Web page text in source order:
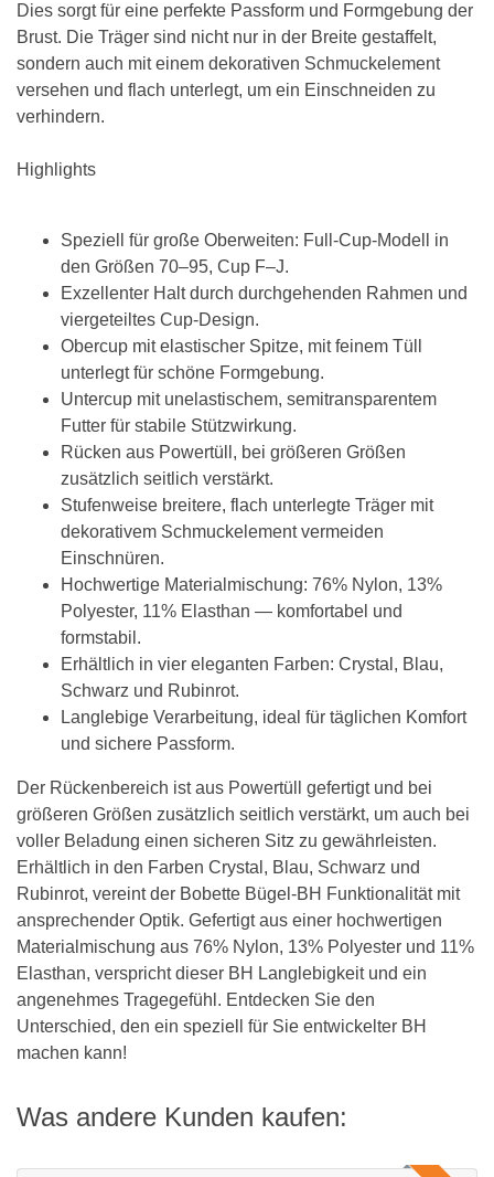
Dies sorgt für eine perfekte Passform und Formgebung der
Brust. Die Träger sind nicht nur in der Breite gestaffelt,
sondern auch mit einem dekorativen Schmuckelement
versehen und flach unterlegt, um ein Einschneiden zu
verhindern.
Highlights
Speziell für große Oberweiten: Full-Cup-Modell in
den Größen 70–95, Cup F–J.
Exzellenter Halt durch durchgehenden Rahmen und
viergeteiltes Cup-Design.
Obercup mit elastischer Spitze, mit feinem Tüll
unterlegt für schöne Formgebung.
Untercup mit unelastischem, semitransparentem
Futter für stabile Stützwirkung.
Rücken aus Powertüll, bei größeren Größen
zusätzlich seitlich verstärkt.
Stufenweise breitere, flach unterlegte Träger mit
dekorativem Schmuckelement vermeiden
Einschnüren.
Hochwertige Materialmischung: 76% Nylon, 13%
Polyester, 11% Elasthan — komfortabel und
formstabil.
Erhältlich in vier eleganten Farben: Crystal, Blau,
Schwarz und Rubinrot.
Langlebige Verarbeitung, ideal für täglichen Komfort
und sichere Passform.
Der Rückenbereich ist aus Powertüll gefertigt und bei
größeren Größen zusätzlich seitlich verstärkt, um auch bei
voller Beladung einen sicheren Sitz zu gewährleisten.
Erhältlich in den Farben Crystal, Blau, Schwarz und
Rubinrot, vereint der Bobette Bügel-BH Funktionalität mit
ansprechender Optik. Gefertigt aus einer hochwertigen
Materialmischung aus 76% Nylon, 13% Polyester und 11%
Elasthan, verspricht dieser BH Langlebigkeit und ein
angenehmes Tragegefühl. Entdecken Sie den
Unterschied, den ein speziell für Sie entwickelter BH
machen kann!
Was andere Kunden kaufen: